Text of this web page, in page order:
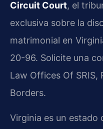
Circuit Court, el
exclusiva sobre la
matrimonial en
20-96. Solicite una
Law Offices Of SRIS,
Borders.
Virginia es un estado